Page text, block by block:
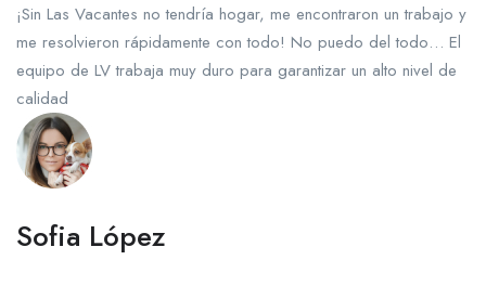
¡Sin Las Vacantes no tendría hogar, me encontraron un trabajo y
me resolvieron rápidamente con todo! No puedo del todo… El
equipo de LV trabaja muy duro para garantizar un alto nivel de
calidad
Sofia López